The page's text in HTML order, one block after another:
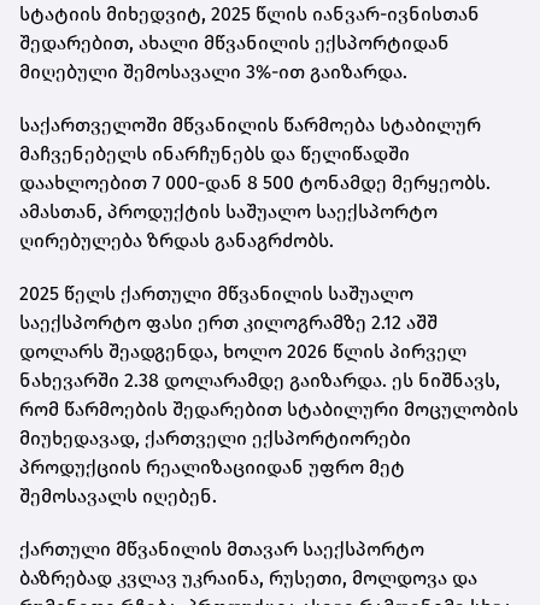
სტატიის მიხედვიტ, 2025 წლის იანვარ-ივნისთან
შედარებით, ახალი მწვანილის ექსპორტიდან
მიღებული შემოსავალი 3%-ით გაიზარდა.
საქართველოში მწვანილის წარმოება სტაბილურ
მაჩვენებელს ინარჩუნებს და წელიწადში
დაახლოებით 7 000-დან 8 500 ტონამდე მერყეობს.
ამასთან, პროდუქტის საშუალო საექსპორტო
ღირებულება ზრდას განაგრძობს.
2025 წელს ქართული მწვანილის საშუალო
საექსპორტო ფასი ერთ კილოგრამზე 2.12 აშშ
დოლარს შეადგენდა, ხოლო 2026 წლის პირველ
ნახევარში 2.38 დოლარამდე გაიზარდა. ეს ნიშნავს,
რომ წარმოების შედარებით სტაბილური მოცულობის
მიუხედავად, ქართველი ექსპორტიორები
პროდუქციის რეალიზაციიდან უფრო მეტ
შემოსავალს იღებენ.
ქართული მწვანილის მთავარ საექსპორტო
ბაზრებად კვლავ უკრაინა, რუსეთი, მოლდოვა და